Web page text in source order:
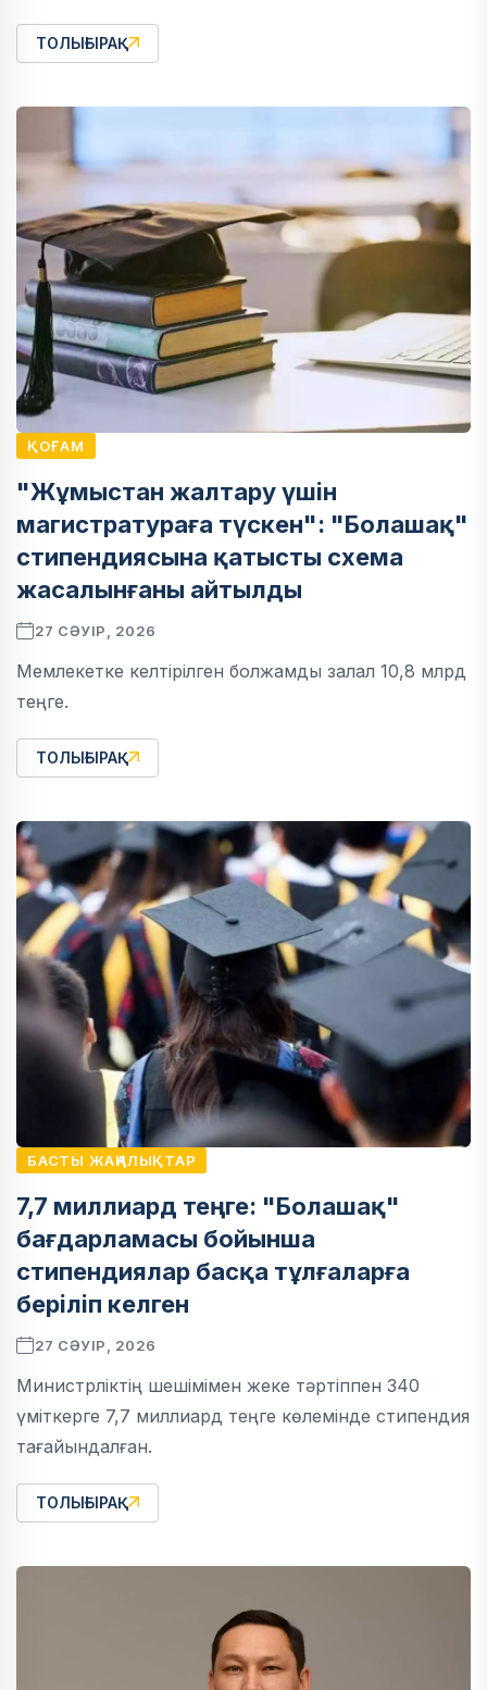
ТОЛЫҒЫРАҚ
ҚОҒАМ
"Жұмыстан жалтару үшін
магистратураға түскен": "Болашақ"
стипендиясына қатысты схема
жасалынғаны айтылды
27 СӘУІР, 2026
Мемлекетке келтірілген болжамды залал 10,8 млрд
теңге.
ТОЛЫҒЫРАҚ
БАСТЫ ЖАҢАЛЫҚТАР
7,7 миллиард теңге: "Болашақ"
бағдарламасы бойынша
стипендиялар басқа тұлғаларға
беріліп келген
27 СӘУІР, 2026
Министрліктің шешімімен жеке тәртіппен 340
үміткерге 7,7 миллиард теңге көлемінде стипендия
тағайындалған.
ТОЛЫҒЫРАҚ